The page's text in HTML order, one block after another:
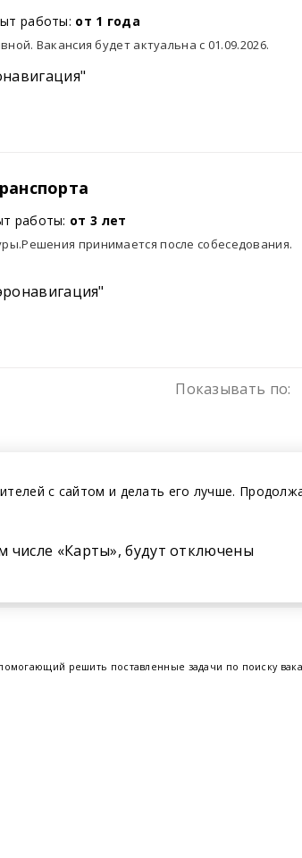
работы: от 1 года
Вакансия будет актуальна с 01.09.2026.
работы: от 3 лет
принимается после собеседования.
Показывать по:
решить поставленные задачи по поиску
с сайтом и делать его лучше.
числе «Карты», будут отключены